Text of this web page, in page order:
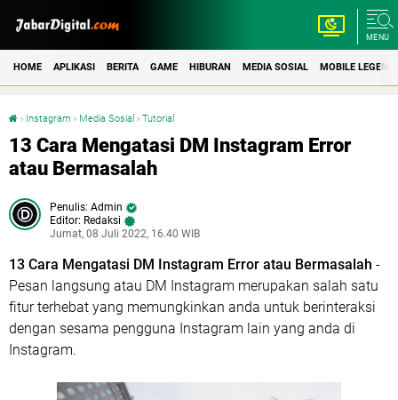
MENU
HOME APLIKASI BERITA GAME HIBURAN MEDIA SOSIAL MOBILE
› Instagram › Media Sosial › Tutorial
13 Cara Mengatasi DM Instagram Error
atau Bermasalah
Admin
Editor: Redaksi
Jumat, 08 Juli 2022, 16.40 WIB
13 Cara Mengatasi DM Instagram Error atau Bermasalah -
Pesan langsung atau DM Instagram merupakan salah satu
fitur terhebat yang memungkinkan anda untuk berinteraksi
dengan sesama pengguna Instagram lain yang anda di
Instagram.